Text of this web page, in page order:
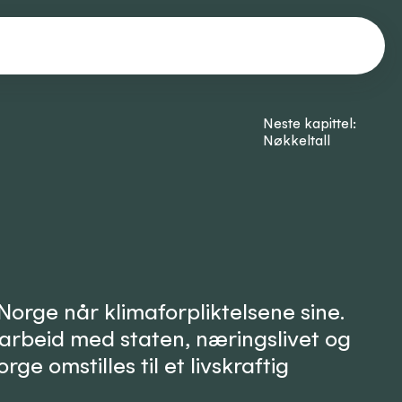
Neste kapittel:
Nøkkeltall
når klimaforpliktelsene sine.
med staten, næringslivet og
omstilles til et livskraftig